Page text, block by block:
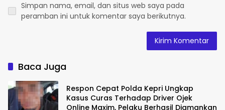
Simpan nama, email, dan situs web saya pada
peramban ini untuk komentar saya berikutnya.
Baca Juga
Respon Cepat Polda Kepri Ungkap
Kasus Curas Terhadap Driver Ojek
Online Maxim, Pelaku Berhasil Diamankan